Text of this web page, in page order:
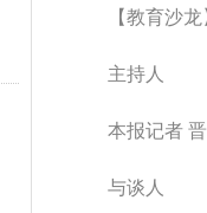
【教育沙龙
主持人
本报记者 晋
与谈人